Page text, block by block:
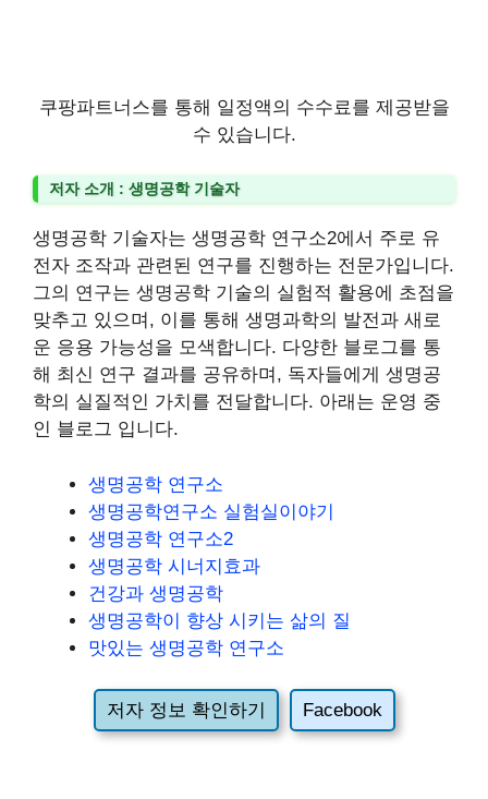
쿠팡파트너스를 통해 일정액의 수수료를 제공받을
수 있습니다.
저자 소개 : 생명공학 기술자
생명공학 기술자는 생명공학 연구소2에서 주로 유
전자 조작과 관련된 연구를 진행하는 전문가입니다.
그의 연구는 생명공학 기술의 실험적 활용에 초점을
맞추고 있으며, 이를 통해 생명과학의 발전과 새로
운 응용 가능성을 모색합니다. 다양한 블로그를 통
해 최신 연구 결과를 공유하며, 독자들에게 생명공
학의 실질적인 가치를 전달합니다. 아래는 운영 중
인 블로그 입니다.
생명공학 연구소
생명공학연구소 실험실이야기
생명공학 연구소2
생명공학 시너지효과
건강과 생명공학
생명공학이 향상 시키는 삶의 질
맛있는 생명공학 연구소
저자 정보 확인하기 Facebook